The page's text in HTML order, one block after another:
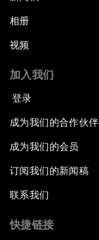
相册
视频
加入我们
登录
成为我们的合作伙伴
成为我们的会员
订阅我们的新闻稿
联系我们
快捷链接